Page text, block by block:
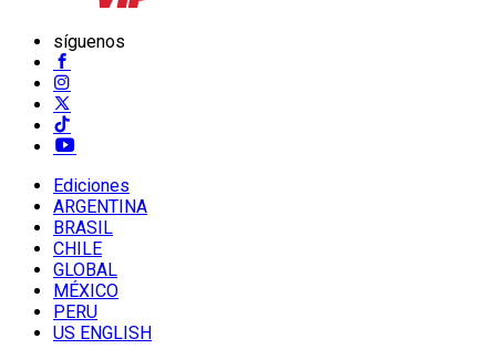
síguenos
Ediciones
ARGENTINA
BRASIL
CHILE
GLOBAL
MÉXICO
PERU
US ENGLISH